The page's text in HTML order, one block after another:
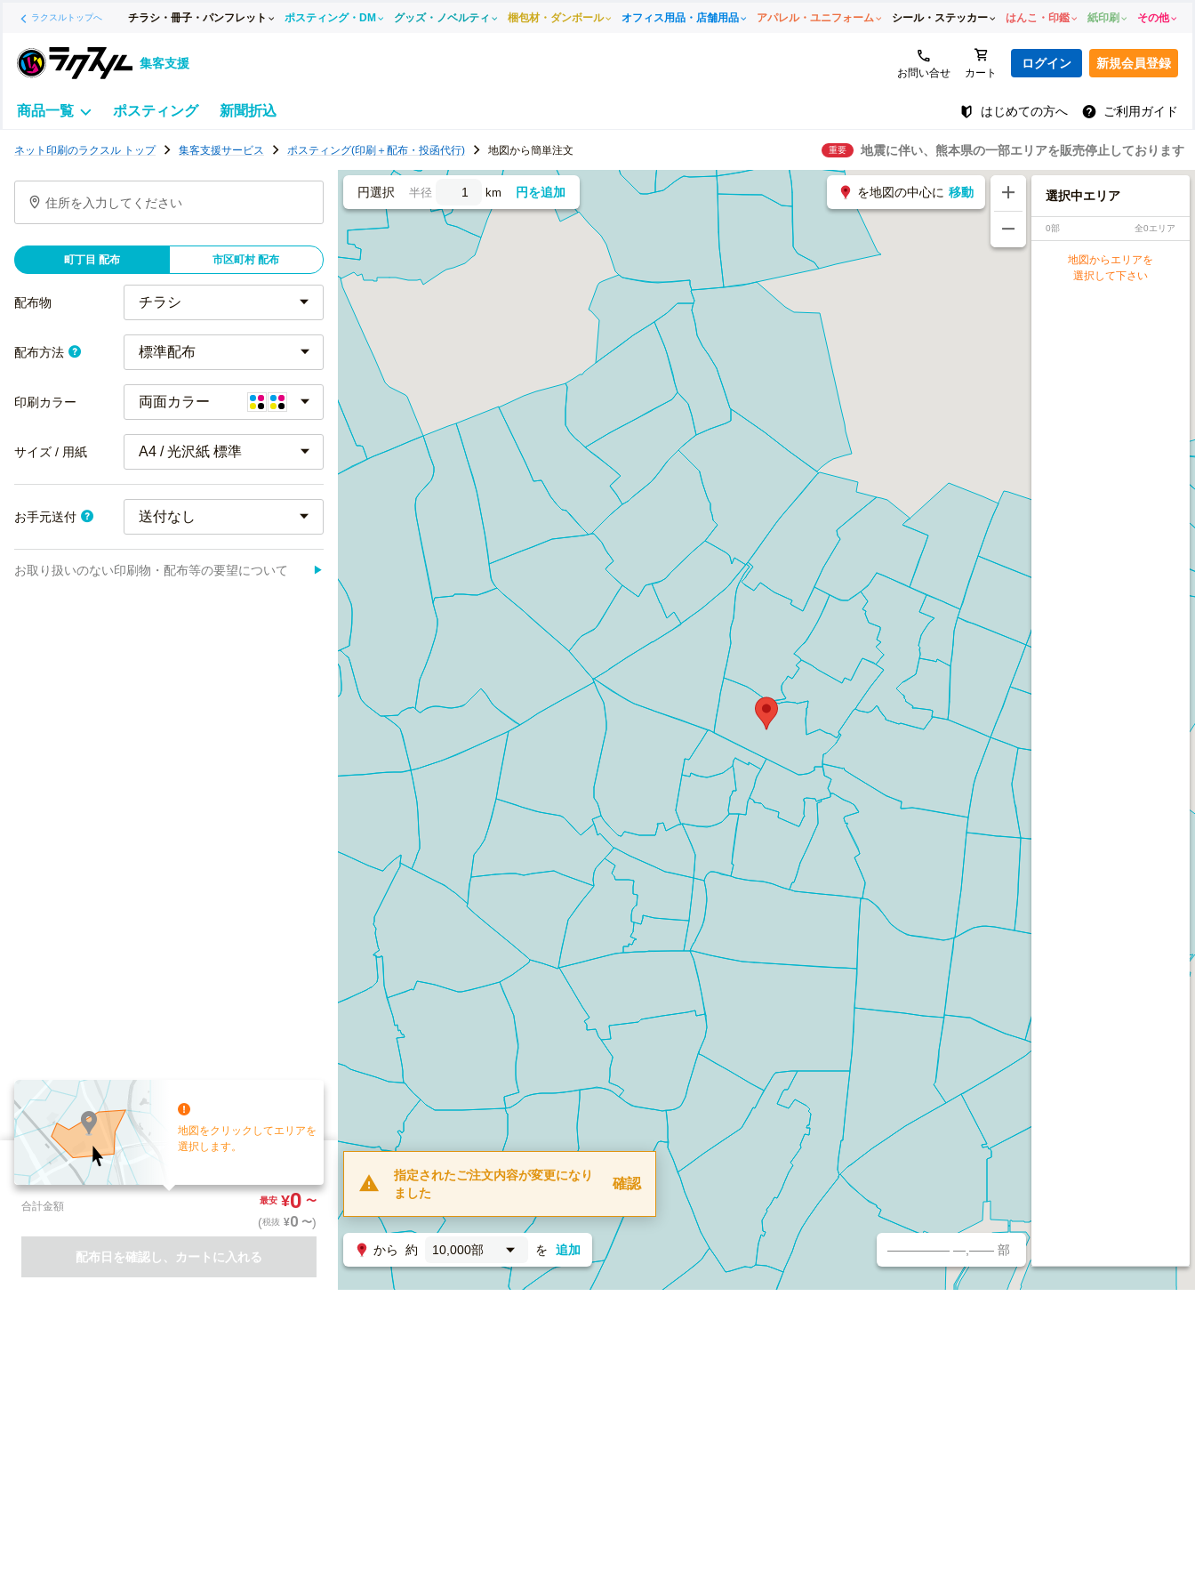
ラクスルトップへ チラシ・冊子・パンフレット ポスティング・DM グッズ・ノベルティ 梱包材・ダンボール オフィス用品・店舗用品 アパレル・ユニフォーム シール・ステッカー はんこ・印鑑 紙印刷 その他
集客支援
お問い合せ カート
ログイン 新規会員登録
商品一覧 ポスティング 新聞折込 はじめての方へ ご利用ガイド
テ
グ
ラ
ネット印刷のラクスル トップ 集客支援サービス ポスティング(印刷＋配布・投函代行) 地図から簡単注文 重要 地震に伴い、熊本県の一部エリアを販売停止しております
住所を入力してください
町丁目 配布 市区町村 配布
配布物
配布方法 標準配布
印刷カラー 両面カラー
サイズ / 用紙 A4 / 光沢紙 標準
お手元送付
お取り扱いのない印刷物・配布等の要望について ▶
地図をクリックしてエリアを
選択します。
配布部数
お手元送付
合計金額 最安 ¥0 〜
(税抜 ¥0 〜)
配布日を確認し、カートに入れる
円選択 半径 km 円を追加
指定されたご注文内容が変更になり
ました
確認
から 約 10,000部 を 追加
を地図の中心に 移動
————— —,—— 部
選択中エリア
0部 全0エリア
地図からエリアを
選択して下さい